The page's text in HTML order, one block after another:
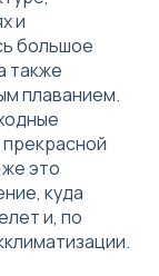
и
большое
также
плаванием.
это
куда
и, по